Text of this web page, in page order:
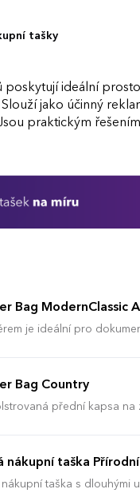
tašky
poskytují ideální
jako účinný
praktickým
Bag ModernClassic
je ideální pro
Bag Country
přední kapsa
nákupní taška Přírodní
taška s dlouhými